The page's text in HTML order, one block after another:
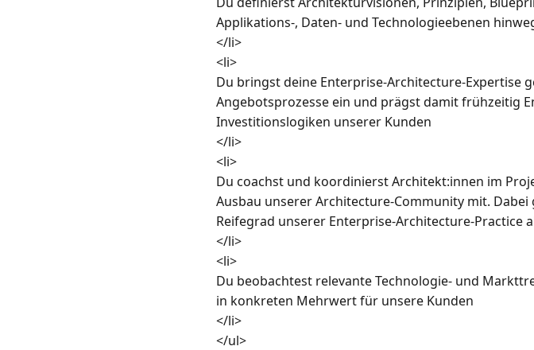
Applikations-, Daten- und Technologieebenen
</li>
<li>
Du bringst deine Enterprise-Architecture-Expertise
Angebotsprozesse ein und prägst damit frühzeitig
Investitionslogiken unserer Kunden
</li>
<li>
Du coachst und koordinierst Architekt:innen im
Ausbau unserer Architecture-Community mit.
Reifegrad unserer Enterprise-Architecture-Practice
</li>
<li>
Du beobachtest relevante Technologie- und
in konkreten Mehrwert für unsere Kunden
</li>
</ul>